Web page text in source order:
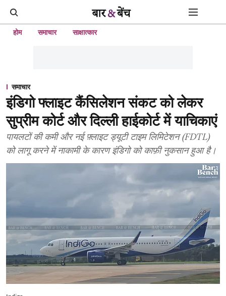
होम समाचार साक्षात्कार
समाचार
इंडिगो फ्लाइट कैंसिलेशन संकट को लेकर
सुप्रीम कोर्ट और दिल्ली हाईकोर्ट में याचिकाएं
पायलटों की कमी और नई फ़्लाइट ड्यूटी टाइम लिमिटेशन (FDTL)
को लागू करने में नाकामी के कारण इंडिगो को काफ़ी नुकसान हुआ है।